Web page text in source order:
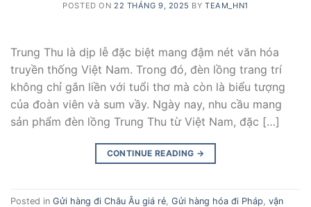
POSTED ON 22 THÁNG 9, 2025 BYTEAM_HN1
Trung Thu là dịp lễ đặc biệt mang đậm nét văn hóa
truyền thống Việt Nam. Trong đó, đèn lồng trang trí
không chỉ gắn liền với tuổi thơ mà còn là biểu tượng
của đoàn viên và sum vầy. Ngày nay, nhu cầu mang
sản phẩm đèn lồng Trung Thu từ Việt Nam, đặc […]
CONTINUE READING →
Posted in Gửi hàng đi Châu Âu giá rẻ Gửi hàng hóa đi Pháp vận